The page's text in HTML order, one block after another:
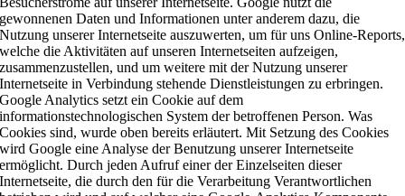
gewonnenen Daten und Informationen unter anderem dazu, die
Nutzung unserer Internetseite auszuwerten, um für uns Online-Reports,
welche die Aktivitäten auf unseren Internetseiten aufzeigen,
zusammenzustellen, und um weitere mit der Nutzung unserer
Internetseite in Verbindung stehende Dienstleistungen zu erbringen.
Google Analytics setzt ein Cookie auf dem
informationstechnologischen System der betroffenen Person. Was
Cookies sind, wurde oben bereits erläutert. Mit Setzung des Cookies
wird Google eine Analyse der Benutzung unserer Internetseite
ermöglicht. Durch jeden Aufruf einer der Einzelseiten dieser
Internetseite, die durch den für die Verarbeitung Verantwortlichen